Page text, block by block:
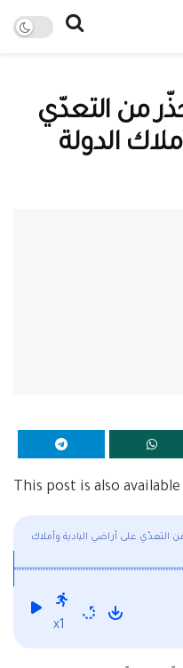
من التعدّي
الدولة
This post is also
التعدّي على أراضي البادية وأملاك
x1